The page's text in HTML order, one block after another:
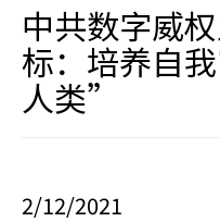
中共数字威
标：培养自
人类”
2/12/2021